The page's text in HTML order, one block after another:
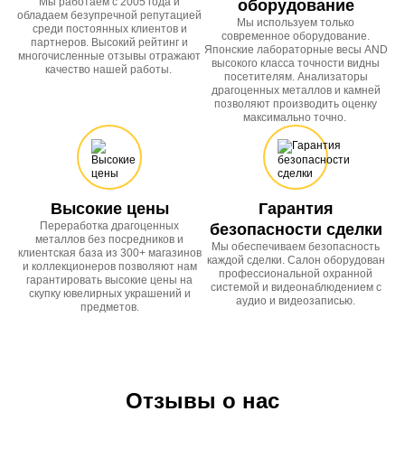
обладаем безупречной репутацией
среди постоянных клиентов и
партнеров. Высокий рейтинг и
многочисленные отзывы отражают
качество нашей работы.
оборудование
Мы используем только
современное оборудование.
Японские лабораторные весы AND
высокого класса точности видны
посетителям. Анализаторы
драгоценных металлов и камней
позволяют производить оценку
максимально точно.
Высокие цены
Переработка драгоценных
металлов без посредников и
клиентская база из 300+ магазинов
и коллекционеров позволяют нам
гарантировать высокие цены на
скупку ювелирных украшений и
предметов.
Гарантия
безопасности сделки
Мы обеспечиваем безопасность
каждой сделки. Салон оборудован
профессиональной охранной
системой и видеонаблюдением с
аудио и видеозаписью.
Отзывы о нас